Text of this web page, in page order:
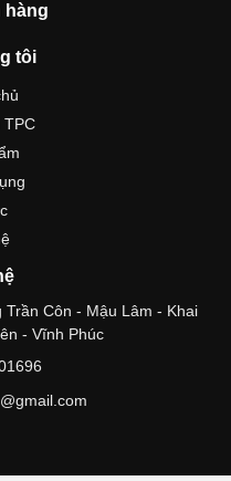
hàng
tôi
TPC
Côn - Mậu Lâm - Khai
- Vĩnh Phúc